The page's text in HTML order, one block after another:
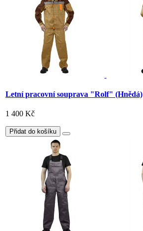
Letní pracovní souprava "Rolf" (Hnědá)
1 400 Kč
Přidat do košíku